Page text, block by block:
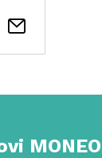
MONEO